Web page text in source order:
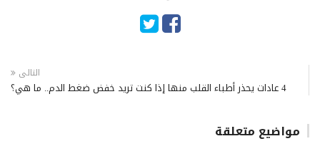
التالى
4 عادات يحذر أطباء القلب منها إذا كنت تريد خفض ضغط الدم.. ما هي؟
مواضيع متعلقة